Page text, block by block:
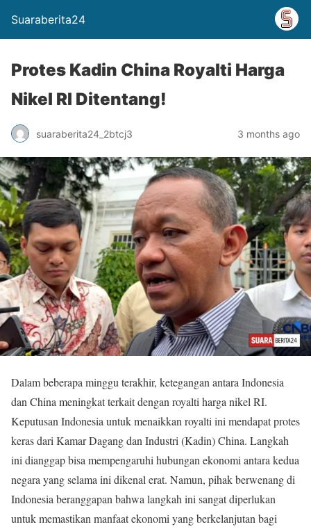
Suaraberita24
Protes Kadin China Royalti Harga
Nikel RI Ditentang!
suaraberita24_2btcj3 3 months ago
Dalam beberapa minggu terakhir, ketegangan antara Indonesia
dan China meningkat terkait dengan royalti harga nikel RI.
Keputusan Indonesia untuk menaikkan royalti ini mendapat protes
keras dari Kamar Dagang dan Industri (Kadin) China. Langkah
ini dianggap bisa mempengaruhi hubungan ekonomi antara kedua
negara yang selama ini dikenal erat. Namun, pihak berwenang di
Indonesia beranggapan bahwa langkah ini sangat diperlukan
untuk memastikan manfaat ekonomi yang berkelanjutan bagi